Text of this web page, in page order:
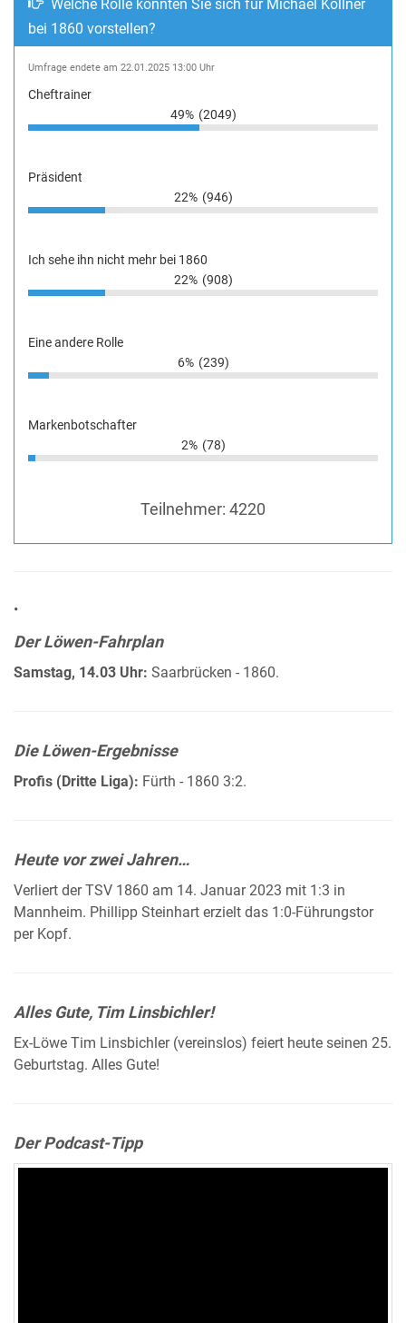
Welche Rolle könnten Sie sich für Michael Köllner
bei 1860 vorstellen?
Umfrage endete am 22.01.2025 13:00 Uhr
Cheftrainer
49% (2049)
Präsident
22% (946)
Ich sehe ihn nicht mehr bei 1860
22% (908)
Eine andere Rolle
6% (239)
Markenbotschafter
2% (78)
Teilnehmer: 4220
•
Der Löwen-Fahrplan
Samstag, 14.03 Uhr: Saarbrücken - 1860.
Die Löwen-Ergebnisse
Profis (Dritte Liga): Fürth - 1860 3:2.
Heute vor zwei Jahren…
Verliert der TSV 1860 am 14. Januar 2023 mit 1:3 in
Mannheim. Phillipp Steinhart erzielt das 1:0-Führungstor
per Kopf.
Alles Gute, Tim Linsbichler!
Ex-Löwe Tim Linsbichler (vereinslos) feiert heute seinen 25.
Geburtstag. Alles Gute!
Der Podcast-Tipp